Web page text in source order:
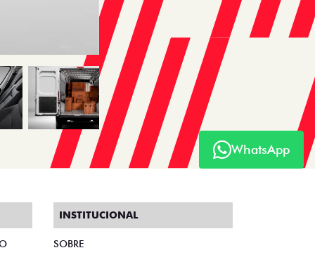
WhatsApp
INSTITUCIONAL
SOBRE